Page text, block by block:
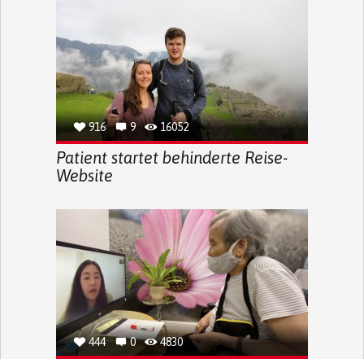
916 9 16052
Patient startet behinderte Reise-
Website
444 0 4830